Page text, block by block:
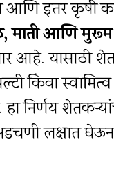
आणि इतर कृषी
माती आणि
आहे. यासाठी
किंवा
हा निर्णय
लक्षात